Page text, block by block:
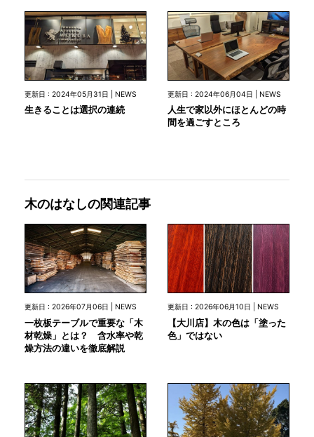
更新日 : 2024年05月31日 | NEWS
生きることは選択の連続
更新日 : 2024年06月04日 | NEWS
人生で家以外にほとんどの時
間を過ごすところ
木のはなしの関連記事
更新日 : 2026年07月06日 | NEWS
一枚板テーブルで重要な「木
材乾燥」とは？ 含水率や乾
燥方法の違いを徹底解説
更新日 : 2026年06月10日 | NEWS
【大川店】木の色は「塗った
色」ではない